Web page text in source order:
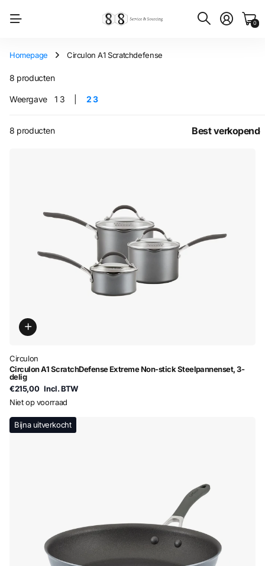
0
Homepage Circulon A1 Scratchdefense
8 producten
Weergave 1 3 23
8 producten
Circulon
Circulon A1 ScratchDefense Extreme Non-stick Steelpannenset, 3-
delig
€215,00 Incl. BTW
Niet op voorraad
Bijna uitverkocht